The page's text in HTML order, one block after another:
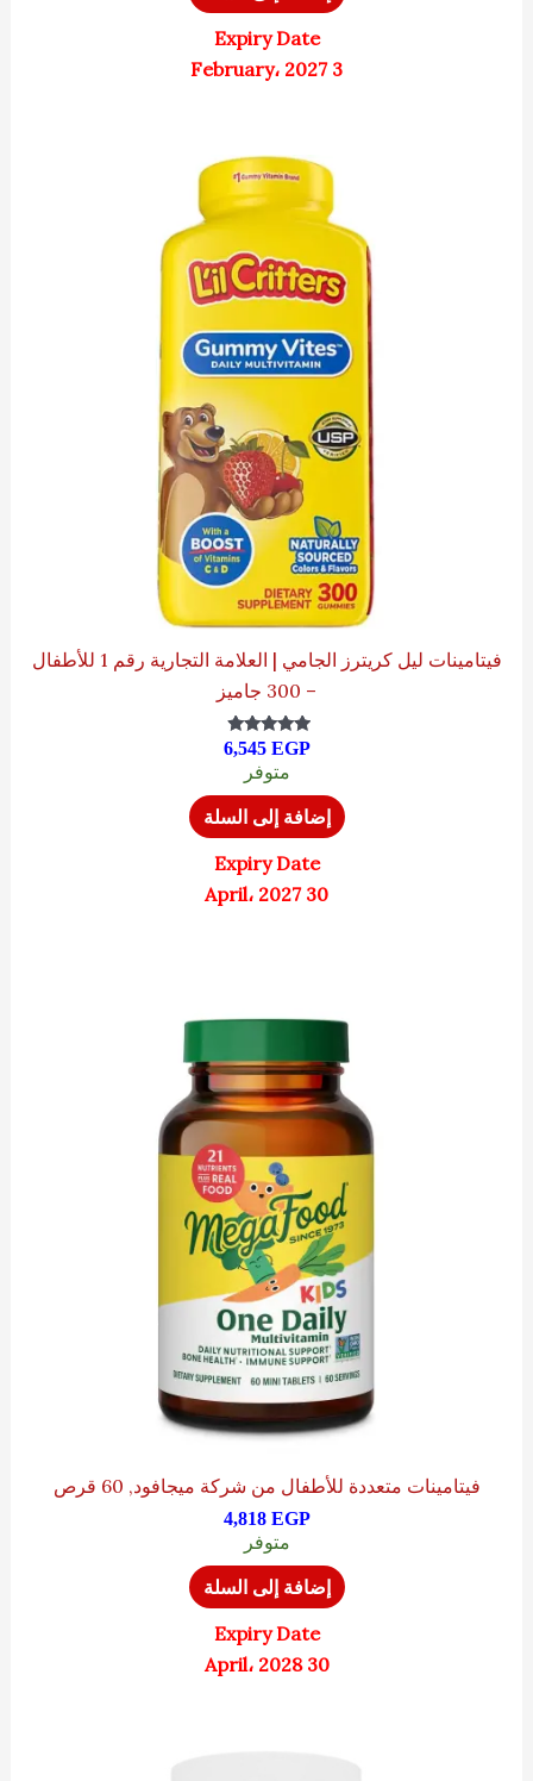
Expiry Date
فيتامينات ليل كريترز الجامي | العلامة التجارية رقم 1 للأطفال
– 300 جاميز
تم التقييم
من 5
6,545EGP
متوفر
إضافة إلى السلة
Expiry Date
30 April، 2027
فيتامينات متعددة للأطفال من شركة ميجافود, 60 قرص
4,818EGP
متوفر
إضافة إلى السلة
Expiry Date
30 April، 2028